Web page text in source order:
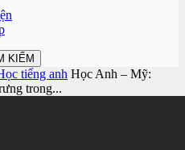
tiếng anh Học Anh – Mỹ:
trong...